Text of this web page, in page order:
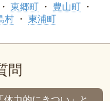
東郷町
豊山町
村 東浦町
問